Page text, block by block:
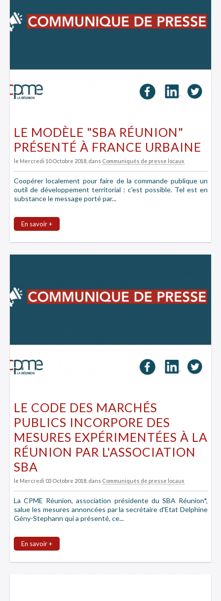
LE MODÈLE "SBA RÉUNION"
PRÉSENTÉ À FRANCE URBAINE
le Mercredi 10 Octobre 2018 , dans Communiqués de presse locaux
Coopérer localement pour faire de la commande publique un
outil de développement territorial : c'est possible. Tel est en
substance le message porté par...
En savoir +
LE CODE DES MARCHÉS
PUBLICS INCORPORE DES
MESURES EXPÉRIMENTÉES À LA
RÉUNION PAR L'ASSOCIATION
SBA
le Mercredi 03 Octobre 2018 , dans Communiqués de presse locaux
La CPME Réunion, association présidente du SBA Réunion*,
salue les mesures annoncées par la secrétaire d'Etat Delphine
Gény-Stephann qui a présenté, ce...
En savoir +